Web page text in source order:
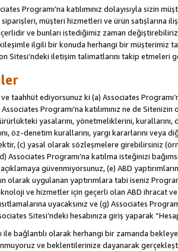
Programı’na katılımınız dolayısıyla sizin
müşteri hizmetleri ve ürün satışlarına
ve bunları istediğimiz zaman
ilgili bir konuda herhangi bir müşterimiz
Sitesi’ndeki iletişim talimatlarını takip etmeleri
taahhüt ediyorsunuz ki (a) Associates
Programı’na katılımınız ne de
yasalarını, yönetmeliklerini,
öz-denetim kurallarını, yargı kararlarını
(c) yasal olarak sözleşmelere girebilirsiniz
Associates Programı’na katılma isteğinizi
güvenmiyorsunuz, (e) ABD
olarak uygulanan yaptırımlara tabi iseniz
ve hizmetler için geçerli olan ABD ihracat
uyacaksınız ve (g) Associates
Sitesi’ndeki hesabınıza giriş yaparak
ile bağlantılı olarak herhangi bir zamanda
ve beklentilerinize dayanarak